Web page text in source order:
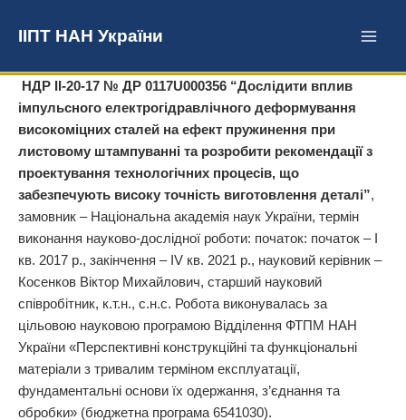
ІІПТ НАН України
НДР II-20-17 № ДР 0117U000356 “Дослідити вплив
імпульсного електрогідравлічного деформування
високоміцних сталей на ефект пружинення при
листовому штампуванні та розробити рекомендації з
проектування технологічних процесів, що
забезпечують високу точність виготовлення деталі”,
замовник – Національна академія наук України, термін
виконання науково-дослідної роботи: початок: початок – I
кв. 2017 р., закінчення – IV кв. 2021 р., науковий керівник –
Косенков Віктор Михайлович, старший науковий
співробітник, к.т.н., с.н.с. Робота виконувалась за
цільовою науковою програмою Відділення ФТПМ НАН
України «Перспективні конструкційні та функціональні
матеріали з тривалим терміном експлуатації,
фундаментальні основи їх одержання, з’єднання та
обробки» (бюджетна програма 6541030).